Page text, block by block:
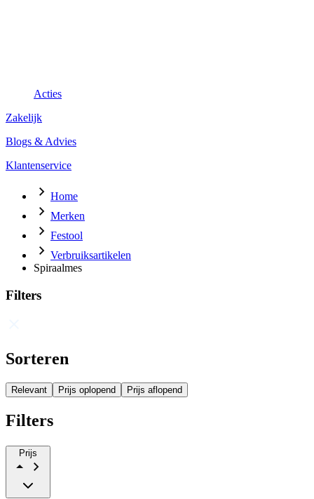
Acties
Zakelijk
Blogs & Advies
Klantenservice
Home
Merken
Festool
Verbruiksartikelen
Spiraalmes
Filters
Sorteren
Relevant Prijs oplopend Prijs aflopend
Filters
Prijs